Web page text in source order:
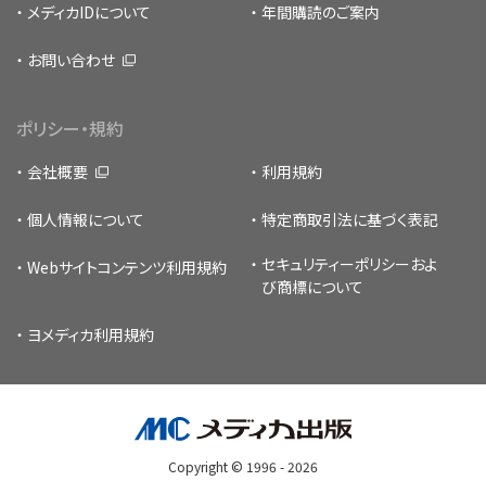
メディカIDについて 年間購読のご案内
お問い合わせ
ポリシー・規約
会社概要 利用規約
個人情報について 特定商取引法に基づく表記
Webサイトコンテンツ利用規約 セキュリティーポリシー およ
び商標について
ヨメディカ利用規約
Copyright © 1996 -2026